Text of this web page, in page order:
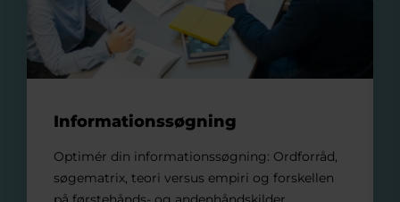
Informationssøgning
Optimér din informationssøgning: Ordforråd,
søgematrix, teori versus empiri og forskellen